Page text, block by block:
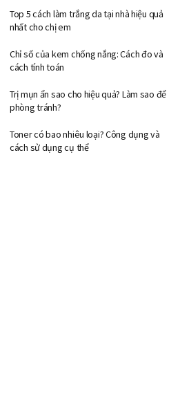
Top 5 cách làm trắng da tại nhà hiệu quả
nhất cho chị em
Chỉ số của kem chống nắng: Cách đo và
cách tính toán
Trị mụn ẩn sao cho hiệu quả? Làm sao để
phòng tránh?
Toner có bao nhiêu loại? Công dụng và
cách sử dụng cụ thể